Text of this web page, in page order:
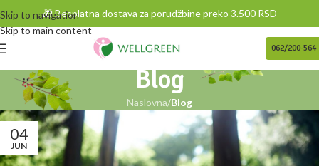
Skip to navigation
Skip to main content
🎁 Besplatna dostava za porudžbine preko 3.500 RSD
062/200-564
Blog
Naslovna/Blog
04
JUN